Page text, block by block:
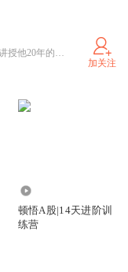
知名投资导师洪榕主讲的投教脱口秀，讲授他20年的证券市场系统研究及实战经验。
加关注
顿悟A股|14天进阶训
练营